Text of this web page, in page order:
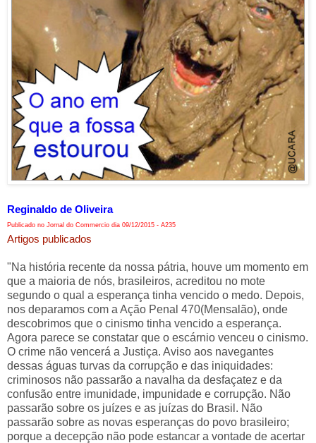
Reginaldo de Oliveira
Publicado no Jornal do Commercio dia 09/12/2015 - A235
Artigos publicados
"Na história recente da nossa pátria, houve um momento em
que a maioria de nós, brasileiros, acreditou no mote
segundo o qual a esperança tinha vencido o medo. Depois,
nos deparamos com a Ação Penal 470(Mensalão), onde
descobrimos que o cinismo tinha vencido a esperança.
Agora parece se constatar que o escárnio venceu o cinismo.
O crime não vencerá a Justiça. Aviso aos navegantes
dessas águas turvas da corrupção e das iniquidades:
criminosos não passarão a navalha da desfaçatez e da
confusão entre imunidade, impunidade e corrupção. Não
passarão sobre os juízes e as juízas do Brasil. Não
passarão sobre as novas esperanças do povo brasileiro;
porque a decepção não pode estancar a vontade de acertar